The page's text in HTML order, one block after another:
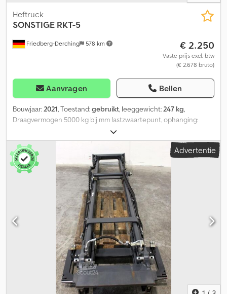
Friedberg-Derching 578 km
Heftruck
SONSTIGE RKT-5
€ 2.250
Vaste prijs excl. btw
(€ 2.678 bruto)
Aanvragen Bellen
Bouwjaar:2021, Toestand:gebruikt, leeggewicht:247 kg,
Draagvermogen 5000 kg bij mm lastzwaartepunt, ophanging:
overig, als nieuw kraanarm, opsteekbaar op vorkheftrucklepels,
draagvermogen 1000 - 5000 kg, geschikt voor lepels tot max.
180x90 mm, verstelbaar. Crodezhx N Dopfx Aagjf
Advertentie